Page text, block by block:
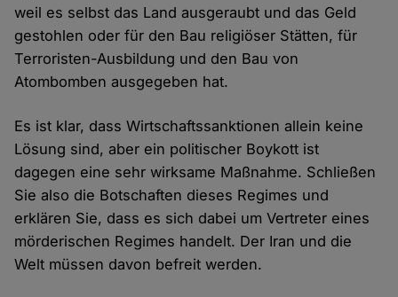
weil es selbst das Land ausgeraubt und das Geld
gestohlen oder für den Bau religiöser Stätten, für
Terroristen-Ausbildung und den Bau von
Atombomben ausgegeben hat.
Es ist klar, dass Wirtschaftssanktionen allein keine
Lösung sind, aber ein politischer Boykott ist
dagegen eine sehr wirksame Maßnahme. Schließen
Sie also die Botschaften dieses Regimes und
erklären Sie, dass es sich dabei um Vertreter eines
mörderischen Regimes handelt. Der Iran und die
Welt müssen davon befreit werden.